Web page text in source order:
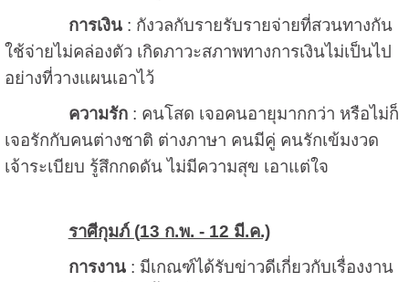
การเงิน: กังวลกับรายรับรายจ่ายที่สวนทางกัน
ใช้จ่ายไม่คล่องตัว เกิดภาวะสภาพทางการเงินไม่เป็นไป
อย่างที่วางแผนเอาไว้
ความรัก: คนโสด เจอคนอายุมากกว่า หรือไม่ก็
เจอรักกับคนต่างชาติ ต่างภาษา คนมีคู่ คนรักเข้มงวด
เจ้าระเบียบ รู้สึกกดดัน ไม่มีความสุข เอาแต่ใจ
ราศีกุมภ์ (13 ก.พ. - 12 มี.ค.)
การงาน: มีเกณฑ์ได้รับข่าวดีเกี่ยวกับเรื่องงาน